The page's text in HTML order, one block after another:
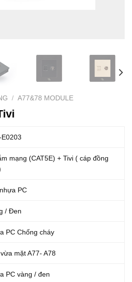
/ A77&78 MODULE
mạng (CAT5E) + Tivi ( cáp đồng
PC
/ Đen
PC Chống cháy
mặt A77- A78
PC vàng / đen